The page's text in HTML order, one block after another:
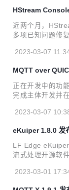
的鲁棒性和安全
题，新增了模糊
还新增了绿色安
消息传输还有更
HStream
近两个月，
多项已知问题修
面，将帮助用户
tream UI，用来
载，目前支持的
建、删除 stream
2023-03-07
MQTT over
正在开发中的功
完成主体开发并
快上手使用
TT over QUIC
C 的多路复用特
持。 启用多流将
流以消除其他主
2023-03-07
eKuiper 1.8.0 发
理
LF Edge
流式处理开源软
似于 Apache
2023-03-01